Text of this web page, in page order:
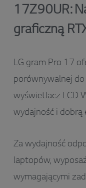
17Z90UR:
graficzną
LG gram Pro 17
porównywalnej
wyświetlacz LCD
wydajność i dobrą
Za wydajność
laptopów,
wymagającymi